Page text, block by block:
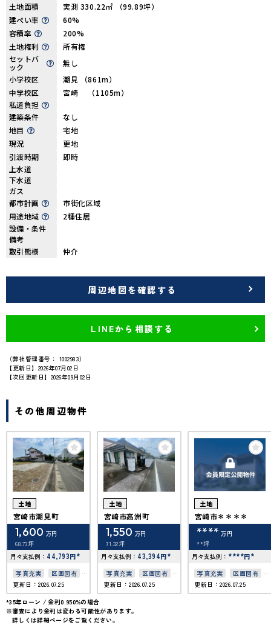
土地面積
実測 330.22㎡ （99.89坪）
建ぺい率
60%
容積率
200%
土地権利
所有権
セットバ
ック
無し
小学校区
潮見 （861m）
中学校区
宮崎 （1105m）
私道負担
建築条件
なし
地目
宅地
現況
更地
引渡時期
即時
上水道
下水道
ガス
都市計画
市街化区域
用途地域
2種住居
設備・条件
備考
取引態様
仲介
周辺地図を確認する
LINEから相談する
（弊社管理番号： 1002983）
【更新日】2026年07月02日
【次回更新日】2026年09月02日
その他周辺物件
土地
宮崎市潮見町
1,600 万円
68.73坪
月々支払例： 44,793円*
写真充実
区画図有
50坪以上
上下水道完備
更新日：2026.07.25
土地
宮崎市高洲町
1,550 万円
71.32坪
月々支払例： 43,394円*
写真充実
区画図有
50坪以上
更新日：2026.07.25
土地
宮崎市＊＊＊＊
**** 万円
**坪
月々支払例： ****円*
写真充実
区画図有
50坪以上
更新日：2026.07.25
*35年ローン / 金利0.950%の場合
※審査により金利は変わる可能性があります。
詳しくは詳細ページをご覧ください。